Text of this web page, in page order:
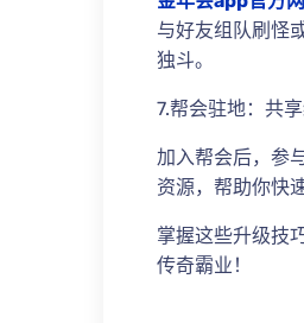
与好友组队刷怪
独斗。
7.帮会驻地：共
加入帮会后，参
资源，帮助你快
掌握这些升级技
传奇霸业！